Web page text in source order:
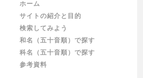
ホーム
サイトの紹介と目的
検索してみよう
和名（五十音順）で探す
科名（五十音順）で探す
参考資料